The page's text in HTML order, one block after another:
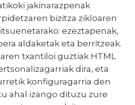
jakinarazpenak
bizitza zikloaren
ezeztapenak,
aldaketak eta berritzeak.
txantiloi guztiak HTML
dira, eta
konfiguragarria den
ahal izango dituzu zure